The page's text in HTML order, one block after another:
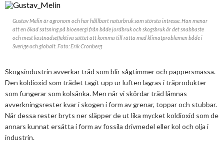
Besvarade remisser
2026
Juni
April
Mars
Januari
2025
November
September
Augusti
Juni
November
Oktober
September
Augusti
2023
December
Oktober
Augusti
2022
December
November
2021
December
2020
Remisser på gång
Finns det tillräckligt med biomassa?
Försörjningstrygghet
Sammanfattande statistik om bioenergi
Varför behöves reduktionsplikten?
Finns det mark?
Biodrivmedel
Biokraft
Bioenergi – ord och begrepp
Definitioner av bioenergi
Associerad medlem
Privat medlem
EVENEMANG
MER
Styrelse
Hedersmedlemmar
Konkurrensrättsligt
Svebios stadgar
Medlemmar
Konferenser och event
Medlemmar
Våra kanaler
Kontakt
Gustav Melin är agronom och har hållbart naturbruk som största intresse. Han menar
att en ökad satsning på bioenergi från både jordbruk och skogsbruk är det snabbaste
och mest kostnadseffektiva sättet att komma till rätta med klimatproblemen både i
Sverige och globalt. Foto: Erik Cronberg
Skogsindustrin avverkar träd som blir sågtimmer och pappersmassa.
Den koldioxid som trädet tagit upp ur luften lagras i träprodukter
som fungerar som kolsänka. Men när vi skördar träd lämnas
avverkningsrester kvar i skogen i form av grenar, toppar och stubbar.
När dessa rester bryts ner släpper de ut lika mycket koldioxid som de
annars kunnat ersätta i form av fossila drivmedel eller kol och olja i
industrin.